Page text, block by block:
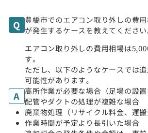
豊橋市でのエアコン取り外しの費
が発生するケースを教えてください
エアコン取り外しの費用相場は
す。
ただし、以下のようなケースでは
可能性があります。
高所作業が必要な場合（足場の設置
配管やダクトの処理が複雑な場合
廃棄物処理（リサイクル料金、運搬
作業時間が予定より長引いた場合